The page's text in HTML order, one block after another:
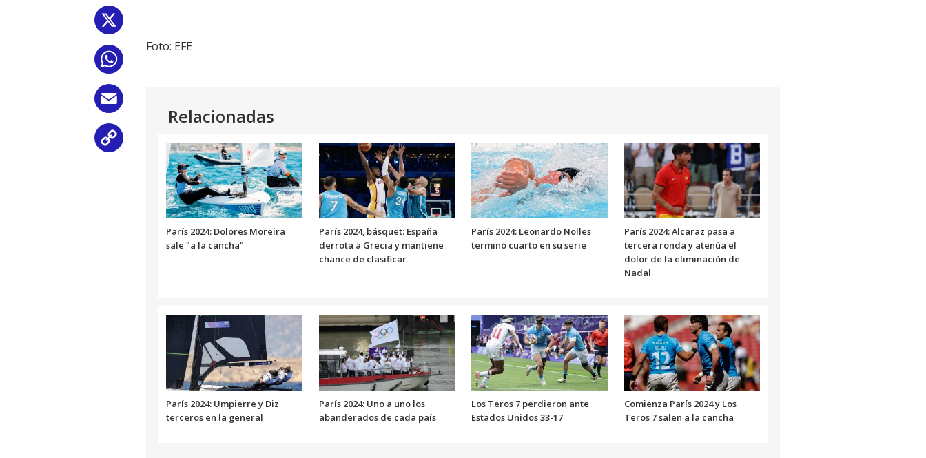
Foto: EFE
Relacionadas
París 2024: Dolores Moreira
sale "a la cancha"
París 2024, básquet: España
derrota a Grecia y mantiene
chance de clasificar
París 2024: Leonardo Nolles
terminó cuarto en su serie
París 2024: Alcaraz pasa a
tercera ronda y atenúa el
dolor de la eliminación de
Nadal
París 2024: Umpierre y Diz
terceros en la general
París 2024: Uno a uno los
abanderados de cada país
Los Teros 7 perdieron ante
Estados Unidos 33-17
Comienza París 2024 y Los
Teros 7 salen a la cancha